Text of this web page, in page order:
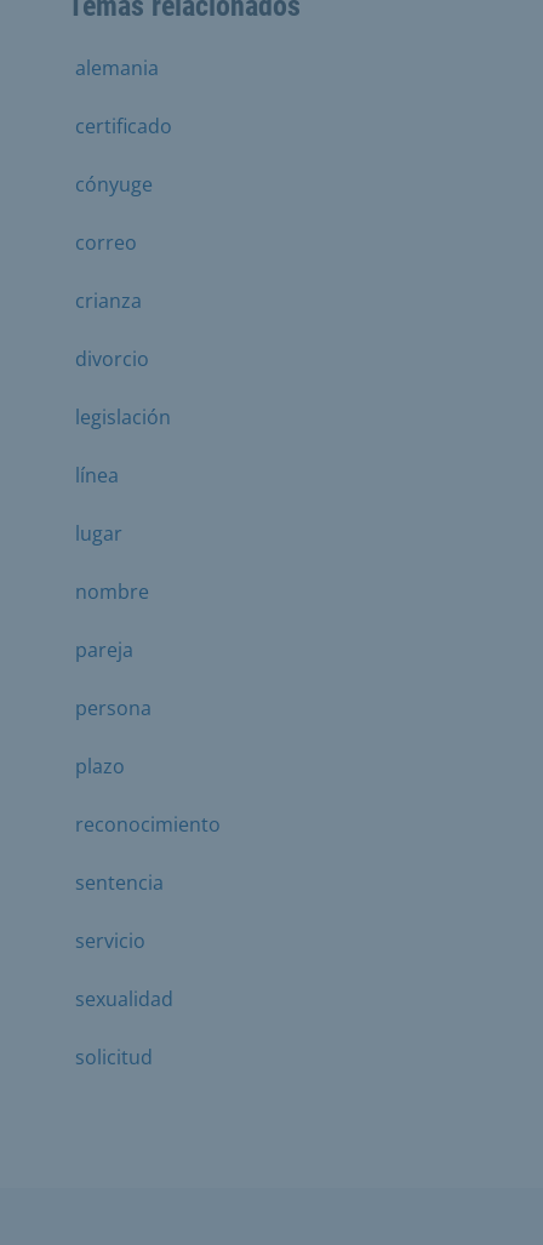
alemania
certificado
cónyuge
correo
crianza
divorcio
legislación
línea
lugar
nombre
pareja
persona
plazo
reconocimiento
sentencia
servicio
sexualidad
solicitud